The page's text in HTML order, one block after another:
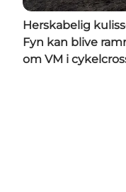
Herskabelig
Fyn kan blive
om VM i